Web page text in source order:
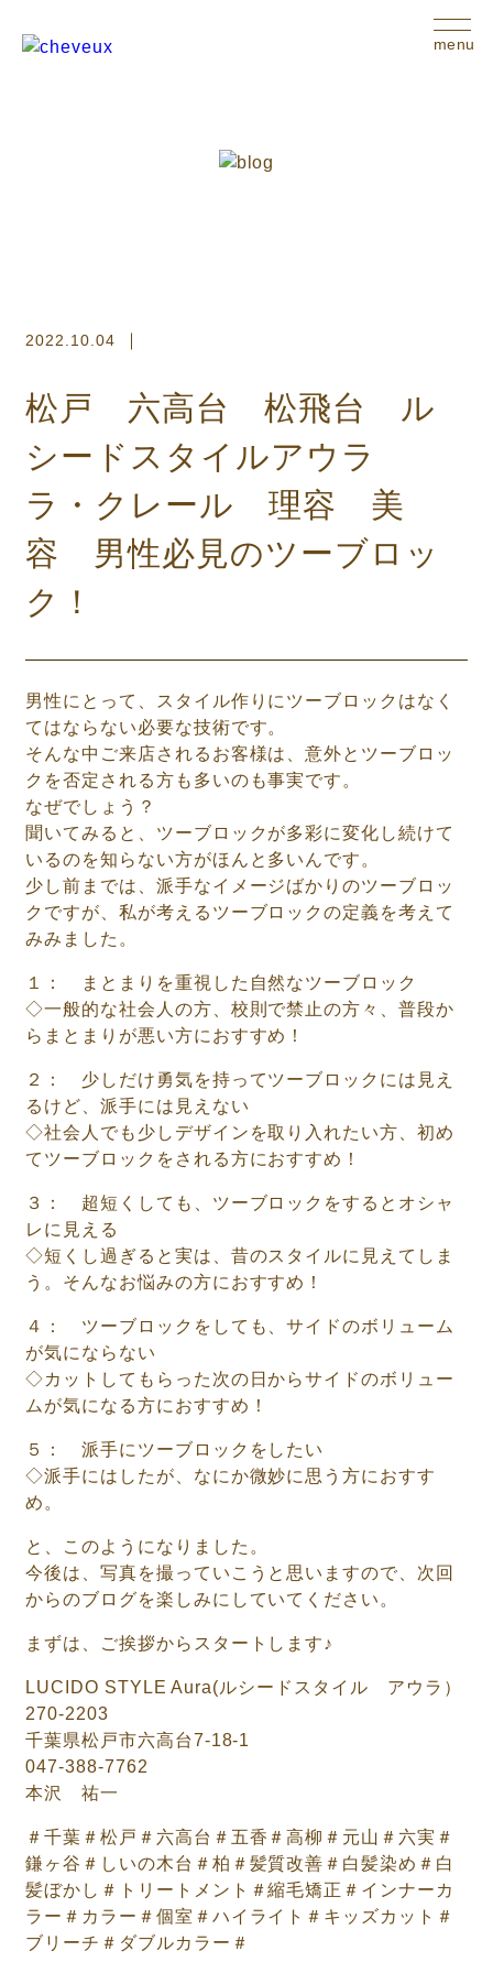
menu
2022.10.04
松戸 六高台 松飛台 ル
シードスタイルアウラ
ラ・クレール 理容 美
容 男性必見のツーブロッ
ク！
男性にとって、スタイル作りにツーブロックはなく
てはならない必要な技術です。
そんな中ご来店されるお客様は、意外とツーブロッ
クを否定される方も多いのも事実です。
なぜでしょう？
聞いてみると、ツーブロックが多彩に変化し続けて
いるのを知らない方がほんと多いんです。
少し前までは、派手なイメージばかりのツーブロッ
クですが、私が考えるツーブロックの定義を考えて
みみました。
１： まとまりを重視した自然なツーブロック
◇一般的な社会人の方、校則で禁止の方々、普段か
らまとまりが悪い方におすすめ！
２： 少しだけ勇気を持ってツーブロックには見え
るけど、派手には見えない
◇社会人でも少しデザインを取り入れたい方、初め
てツーブロックをされる方におすすめ！
３： 超短くしても、ツーブロックをするとオシャ
レに見える
◇短くし過ぎると実は、昔のスタイルに見えてしま
う。そんなお悩みの方におすすめ！
４： ツーブロックをしても、サイドのボリューム
が気にならない
◇カットしてもらった次の日からサイドのボリュー
ムが気になる方におすすめ！
５： 派手にツーブロックをしたい
◇派手にはしたが、なにか微妙に思う方におすす
め。
と、このようになりました。
今後は、写真を撮っていこうと思いますので、次回
からのブログを楽しみにしていてください。
まずは、ご挨拶からスタートします♪
LUCIDO STYLE Aura(ルシードスタイル アウラ）
270-2203
千葉県松戸市六高台7-18-1
047-388-7762
本沢 祐一
＃千葉＃松戸＃六高台＃五香＃高柳＃元山＃六実＃
鎌ヶ谷＃しいの木台＃柏＃髪質改善＃白髪染め＃白
髪ぼかし＃トリートメント＃縮毛矯正＃インナーカ
ラー＃カラー＃個室＃ハイライト＃キッズカット＃
ブリーチ＃ダブルカラー＃